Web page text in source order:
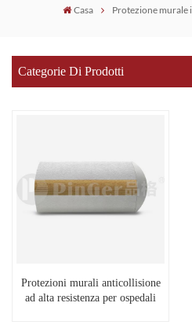
Casa Protezione murale
Categorie Di Prodotti
Protezioni murali anticollisione
ad alta resistenza per ospedali